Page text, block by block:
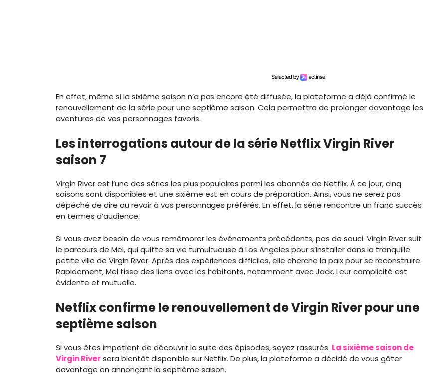
En effet, même si la sixième saison n’a pas encore été diffusée, la plateforme a déjà confirmé le
renouvellement de la série pour une septième saison. Cela permettra de prolonger davantage les
aventures de vos personnages favoris.
Les interrogations autour de la série Netflix Virgin River
saison 7
Virgin River est l’une des séries les plus populaires parmi les abonnés de Netflix. À ce jour, cinq
saisons sont disponibles et une sixième est en cours de préparation. Ainsi, vous ne serez pas
dépêché de dire au revoir à vos personnages préférés. En effet, la série rencontre un franc succès
en termes d’audience.
Si vous avez besoin de vous remémorer les événements précédents, pas de souci. Virgin River suit
le parcours de Mel, qui quitte sa vie tumultueuse à Los Angeles pour s’installer dans la tranquille
petite ville de Virgin River. Après des expériences difficiles, elle cherche la paix pour se reconstruire.
Rapidement, Mel tisse des liens avec les habitants, notamment avec Jack. Leur complicité est
évidente et mutuelle.
Netflix confirme le renouvellement de Virgin River pour une
septième saison
Si vous êtes impatient de découvrir la suite des épisodes, soyez rassurés. La sixième saison de
Virgin River sera bientôt disponible sur Netflix. De plus, la plateforme a décidé de vous gâter
davantage en annonçant la septième saison.